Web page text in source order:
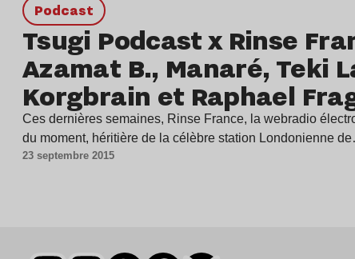
podcast
Tsugi Podcast x Rinse
Azamat B., Manaré, Teki
Korgbrain et Raphael
Ces dernières semaines, Rinse France, la webradio
du moment, héritière de la célèbre station Londonienne
23 septembre 2015